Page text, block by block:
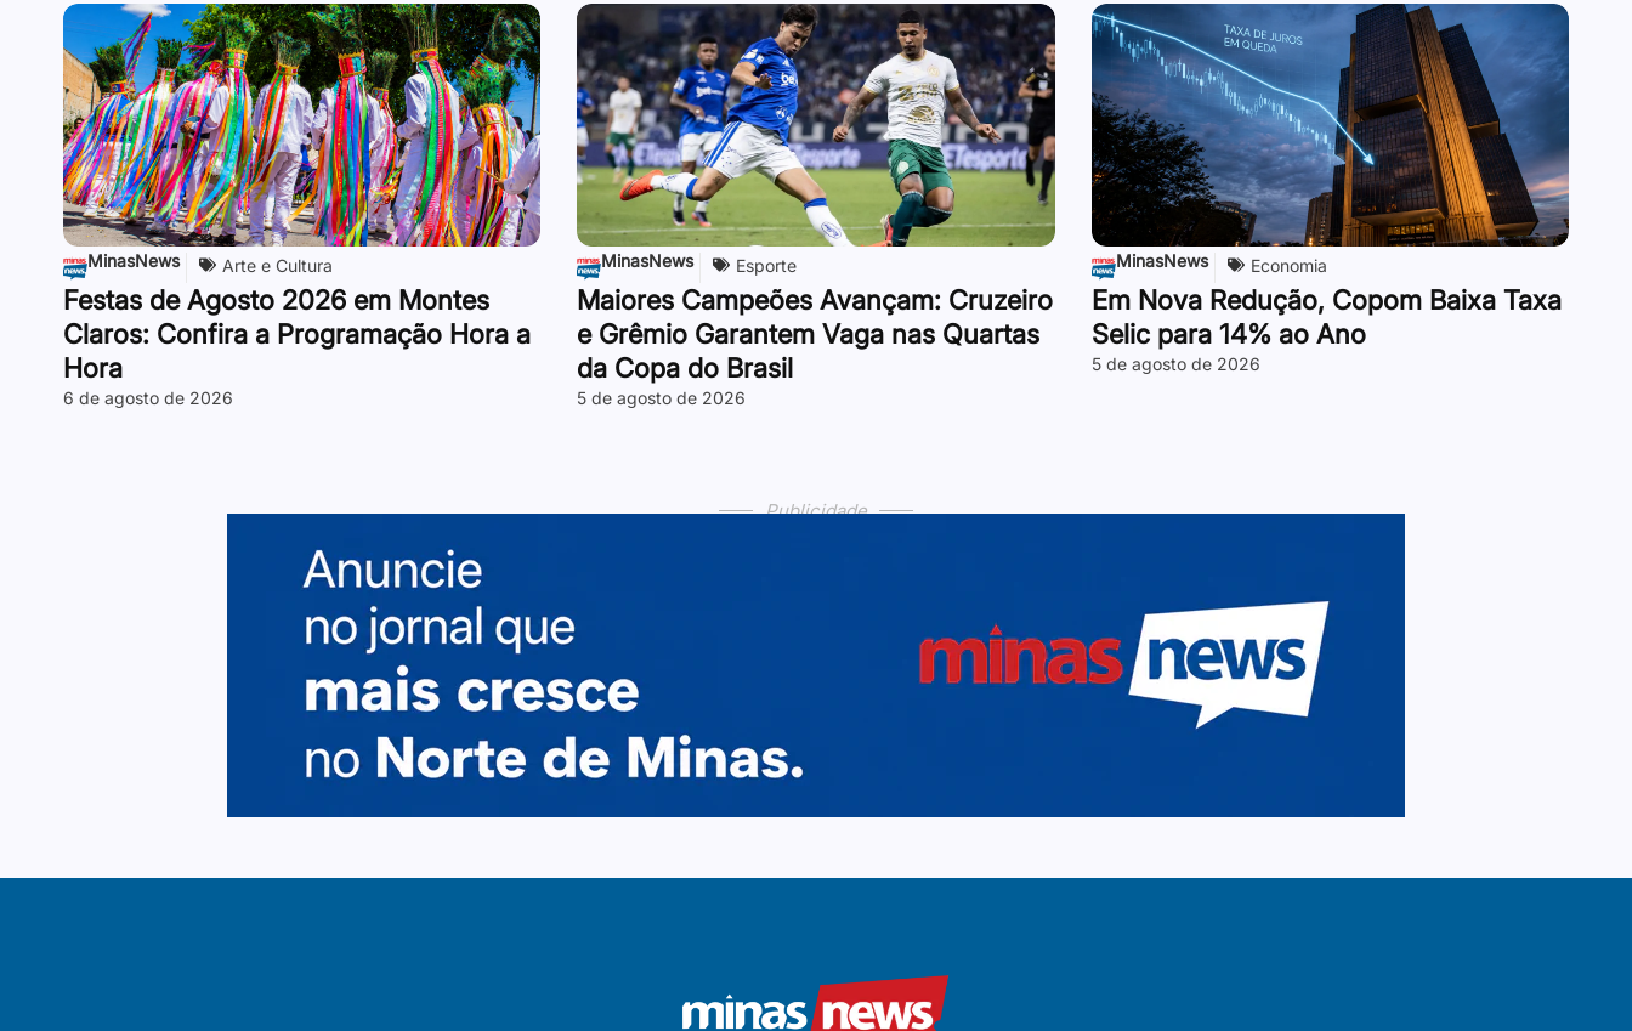
MinasNews Arte e Cultura
Festas de Agosto 2026 em Montes
Claros: Confira a Programação Hora a
Hora
6 de agosto de 2026
MinasNews Esporte
Maiores Campeões Avançam: Cruzeiro
e Grêmio Garantem Vaga nas Quartas
da Copa do Brasil
5 de agosto de 2026
MinasNews Economia
Em Nova Redução, Copom Baixa Taxa
Selic para 14% ao Ano
5 de agosto de 2026
Publicidade